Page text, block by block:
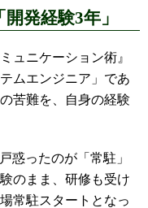
発経験3年」
ュニケーション術』
ムエンジニア」であ
苦難を、自身の経験
惑ったのが「常駐」
のまま、研修も受け
常駐スタートとなっ